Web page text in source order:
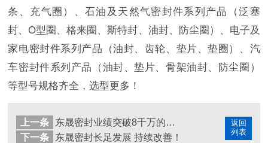
条、充气圈）、石油及天然气密封件系列产品（泛塞
封、O型圈、格来圈、斯特封、油封、防尘圈）、电子及
家电密封件系列产品（油封、齿轮、垫片、垫圈）、汽
车密封件系列产品（油封、垫片、骨架油封、防尘圈）
等型号规格齐全，选型更多！
返回
列表
上一条
东晟密封业绩突破8千万的营销方案
下一条
东晟密封长足发展 持续改善！